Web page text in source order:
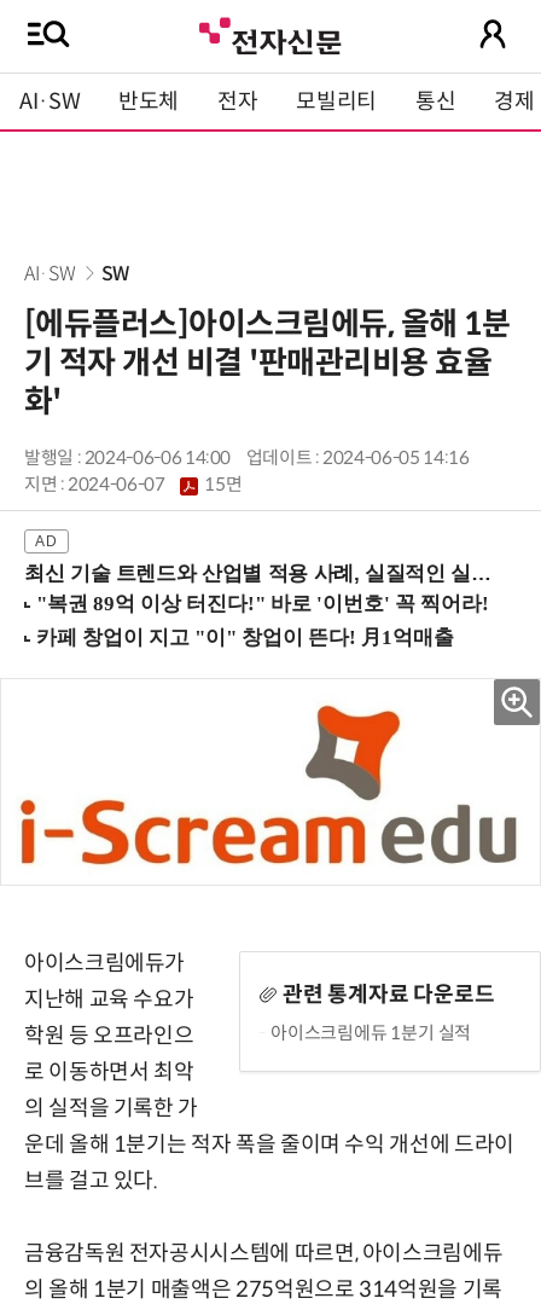
AI·SW 반도체 전자 모빌리티 통신 경제
AI·SW SW
[에듀플러스]아이스크림에듀, 올해 1분
기 적자 개선 비결 '판매관리비용 효율
화'
발행일 : 2024-06-06 14:00
업데이트 : 2024-06-05 14:16
지면 :2024-06-07 15면
최신 기술 트렌드와 산업별 적용 사례, 실질적인 실행 전략을 공유 (9/18 양재역)
관련 통계자료 다운로드
아이스크림에듀 1분기 실적
아이스크림에듀가
지난해 교육 수요가
학원 등 오프라인으
로 이동하면서 최악
의 실적을 기록한 가
운데 올해 1분기는 적자 폭을 줄이며 수익 개선에 드라이
브를 걸고 있다.
금융감독원 전자공시시스템에 따르면, 아이스크림에듀
의 올해 1분기 매출액은 275억원으로 314억원을 기록